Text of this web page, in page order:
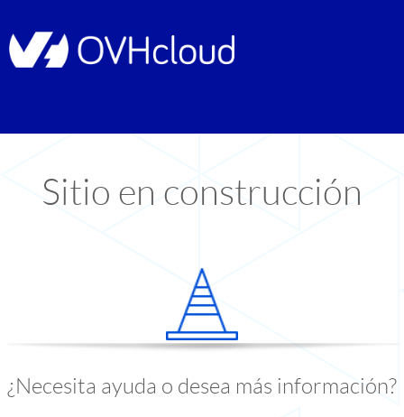
Sitio en construcción
¿Necesita ayuda o desea más información?